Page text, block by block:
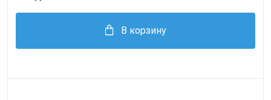
В корзину